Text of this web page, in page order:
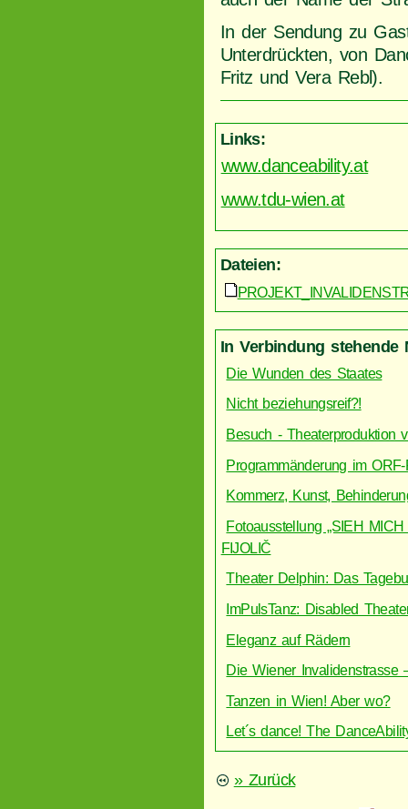
In der Sendung zu
Unterdrückten, von
Fritz und Vera Rebl).
Links:
www.danceability.at
www.tdu-wien.at
Dateien:
In Verbindung stehende
Die Wunden des Staates
Nicht beziehungsreif?!
Besuch - Theaterproduktion
Programmänderung im
Kommerz, Kunst,
Fotoausstellung „SIEH
FIJOLIČ
Theater Delphin: Das
ImPulsTanz: Disabled
Eleganz auf Rädern
Die Wiener Invalidenstrasse
Tanzen in Wien! Aber wo?
Let´s dance! The
» Zurück